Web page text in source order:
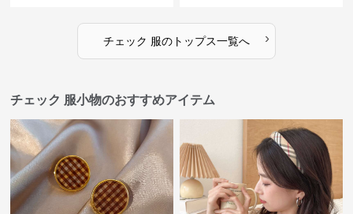
チェック 服のトップス一覧へ ›
チェック 服小物のおすすめアイテム